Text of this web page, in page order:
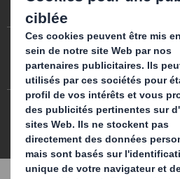
Préférences de cookies Egalité
Politique des cookies Politiques
3.7.0.276